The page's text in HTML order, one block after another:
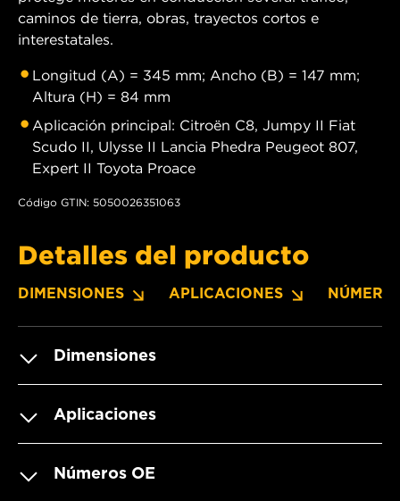
caminos de tierra, obras, trayectos cortos e
interestatales.
Longitud (A) = 345 mm; Ancho (B) = 147 mm;
Altura (H) = 84 mm
Aplicación principal: Citroën C8, Jumpy II Fiat
Scudo II, Ulysse II Lancia Phedra Peugeot 807,
Expert II Toyota Proace
Código GTIN: 5050026351063
Detalles del producto
DIMENSIONES APLICACIONES
Dimensiones
Aplicaciones
Números OE